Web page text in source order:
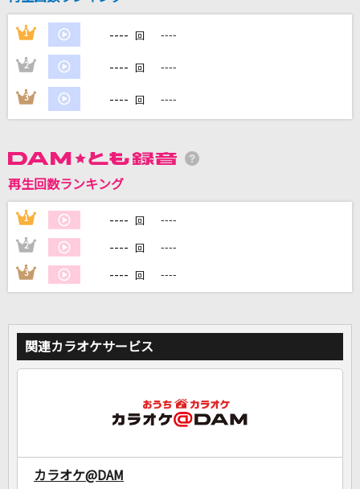
乃木坂46
DAMの新曲・ランキングなど
カラオケ最新情報をチェック！
カラオケをもっと楽しもう！
家族や友達と一緒に！練習にも！
1 ---- 回 ----
2 ---- 回 ----
3 ---- 回 ----
再生回数ランキング
1 ---- 回 ----
2 ---- 回 ----
3 ---- 回 ----
関連カラオケサービス
カラオケ@DAM